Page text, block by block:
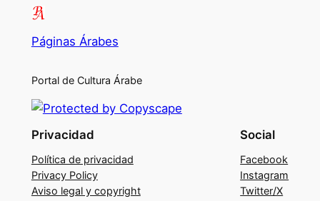
Páginas Árabes
Portal de Cultura Árabe
Privacidad
Política de privacidad
Privacy Policy
Aviso legal y copyright
Social
Facebook
Instagram
Twitter/X